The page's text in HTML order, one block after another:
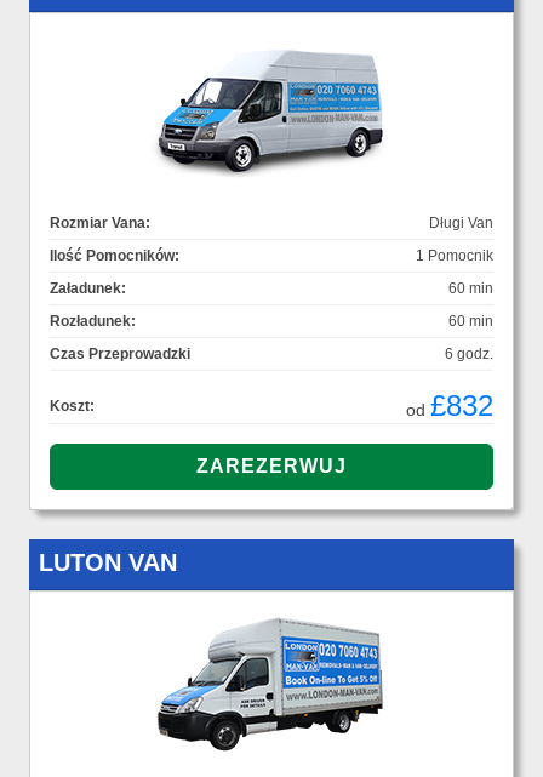
Rozmiar Vana:
Długi Van
Ilość Pomocników:
1 Pomocnik
Załadunek:
60 min
Rozładunek:
60 min
Czas Przeprowadzki
6 godz.
Koszt: od £832
LUTON VAN